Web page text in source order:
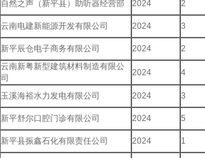
自然之声（新平县）助听器经营部 2024 2
云南电建新能源开发有限公司 2024 3
新平辰仓电子商务有限公司 2024 2
云南新粤新型建筑材料制造有限公
司
2024 4
玉溪海裕水力发电有限公司 2024 3
新平舒尔口腔门诊有限公司 2024 5
新平县振鑫石化有限责任公司 2024 1